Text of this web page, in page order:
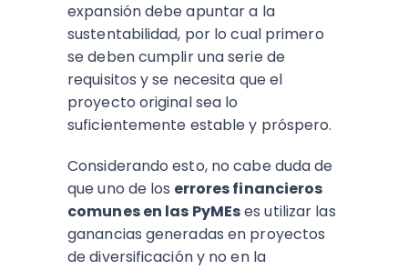
expansión debe apuntar a la
sustentabilidad, por lo cual primero
se deben cumplir una serie de
requisitos y se necesita que el
proyecto original sea lo
suficientemente estable y próspero.
Considerando esto, no cabe duda de
que uno de los errores financieros
comunes en las PyMEses utilizar las
ganancias generadas en proyectos
de diversificación y no en la